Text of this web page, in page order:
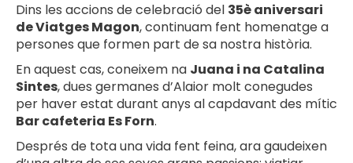
Dins les accions de celebració del 35è aniversari
de Viatges Magon, continuam fent homenatge a
persones que formen part de sa nostra història.
En aquest cas, coneixem na Juana i na Catalina
Sintes, dues germanes d’Alaior molt conegudes
per haver estat durant anys al capdavant des mític
Bar cafeteria Es Forn.
Després de tota una vida fent feina, ara gaudeixen